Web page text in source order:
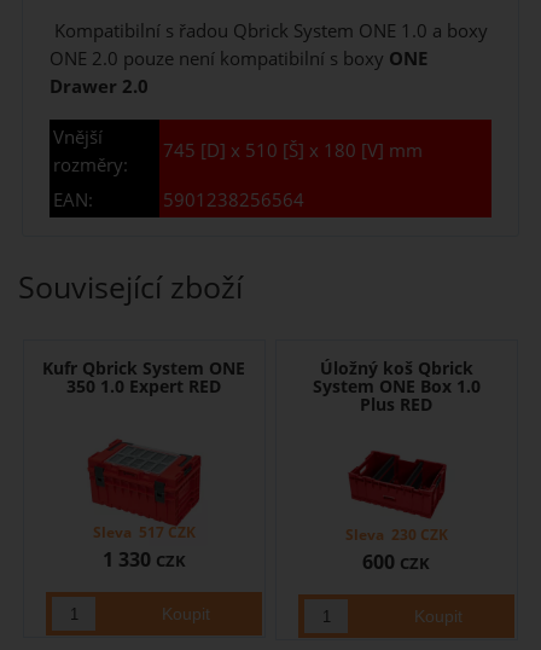
Kompatibilní s řadou Qbrick System ONE 1.0 a boxy
ONE 2.0 pouze není kompatibilní s boxy ONE
Drawer 2.0
Vnější
rozměry:
745 [D] x 510 [Š] x 180 [V] mm
EAN:
5901238256564
Související zboží
Kufr Qbrick System ONE
350 1.0 Expert RED
1 330 CZK
Sleva 517 CZK
Úložný koš Qbrick
System ONE Box 1.0
Plus RED
600 CZK
Sleva 230 CZK